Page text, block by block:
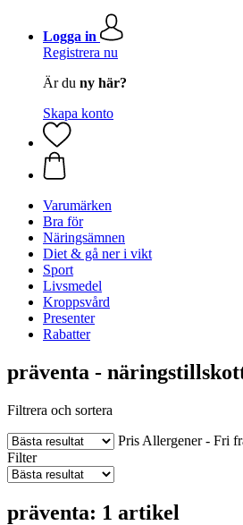
Logga in
Registrera nu
Är du ny här?
Skapa konto
Varumärken
Bra för
Näringsämnen
Diet & gå ner i vikt
Sport
Livsmedel
Kroppsvård
Presenter
Rabatter
präventa -
Filtrera och sortera
Pris Allergener - Fri
Filter
präventa: 1 artikel